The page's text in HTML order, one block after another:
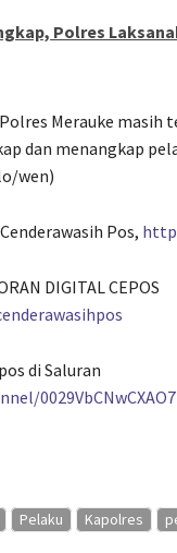
Polres
Merauke masih
dan menangkap
wen)
Pos,
DIGITAL CEPOS
di Saluran
Pelaku Kapolres